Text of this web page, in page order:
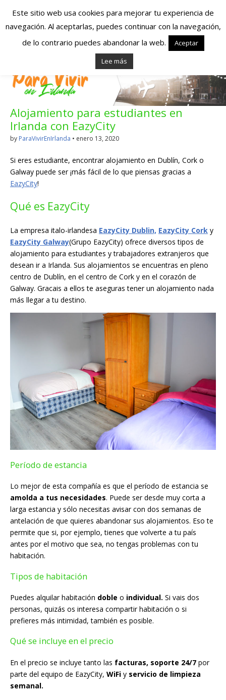
Españoles en
Irlanda – Vivir en
Irlanda – Trabajo
en Irlanda –
Alojamiento en
Irlanda
Blog dedicado a los que viven, estudian y trabajan en
Alojamiento para estudiantes en
Irlanda con EazyCity
by ParaVivirEnIrlanda • enero 13, 2020
Si eres estudiante, encontrar alojamiento en Dublín, Cork o
Galway puede ser ¡más fácil de lo que piensas gracias a
EazyCity!
Qué es EazyCity
La empresa italo-irlandesa EazyCity Dublin, EazyCity Cork y
EazyCity Galway(Grupo EazyCity) ofrece diversos tipos de
alojamiento para estudiantes y trabajadores extranjeros que
desean ir a Irlanda. Sus alojamientos se encuentras en pleno
centro de Dublín, en el centro de Cork y en el corazón de
Galway. Gracais a ellos te aseguras tener un alojamiento nada
más llegar a tu destino.
Período de estancia
Lo mejor de esta compañía es que el período de estancia se
amolda a tus necesidades. Puede ser desde muy corta a
larga estancia y sólo necesitas avisar con dos semanas de
antelación de que quieres abandonar sus alojamientos. Eso te
permite que si, por ejemplo, tienes que volverte a tu país
antes por el motivo que sea, no tengas problemas con tu
habitación.
Tipos de habitación
Puedes alquilar habitación doble o individual. Si vais dos
personas, quizás os interesa compartir habitación o si
prefieres más intimidad, también es posible.
Qué se incluye en el precio
En el precio se incluye tanto las facturas, soporte 24/7 por
parte del equipo de EazyCity, WiFi y servicio de limpieza
semanal.
Este sitio web usa cookies para mejorar tu experiencia de
navegación. Al aceptarlas, puedes continuar con la navegación,
de lo contrario puedes abandonar la web.
Aceptar
Lee más